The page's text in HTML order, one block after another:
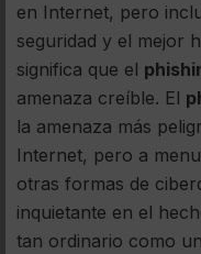
en Internet, pero
seguridad y el mejor
significa que el
amenaza creíble. El
la amenaza más
Internet, pero a
otras formas de
inquietante en el
tan ordinario como